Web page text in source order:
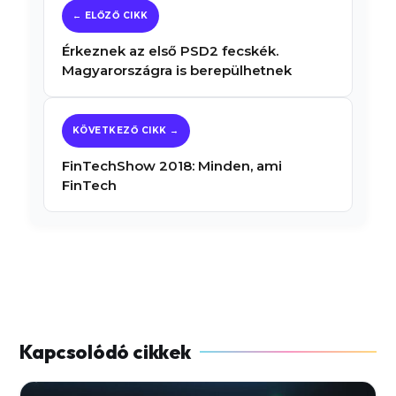
Érkeznek az első PSD2 fecskék.
Magyarországra is berepülhetnek
FinTechShow 2018: Minden, ami
FinTech